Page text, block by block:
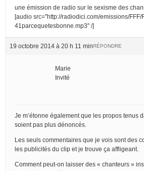
une émission de radio sur le sexisme des
[audio src="http://radiodici.com/emissions/FFF/
41parcequetesbonne.mp3" /]
19 octobre 2014 à 20 h 11 minRÉPONDRE
Marie
Invité
Je m’étonne également que les propos tenus
soient pas plus dénoncés.
Les seuls commentaires que je vois sont des
les publicités du clip et je trouve ça affligeant.
Comment peut-on laisser des « chanteurs »